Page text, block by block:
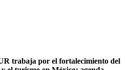
trabaja por el fortalecimiento del